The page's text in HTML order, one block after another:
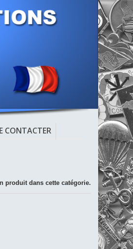
CONTACTER
produit dans cette catégorie.